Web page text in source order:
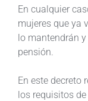
En cualquier
mujeres que ya
lo mantendrán
pensión.
En este decreto
los requisitos